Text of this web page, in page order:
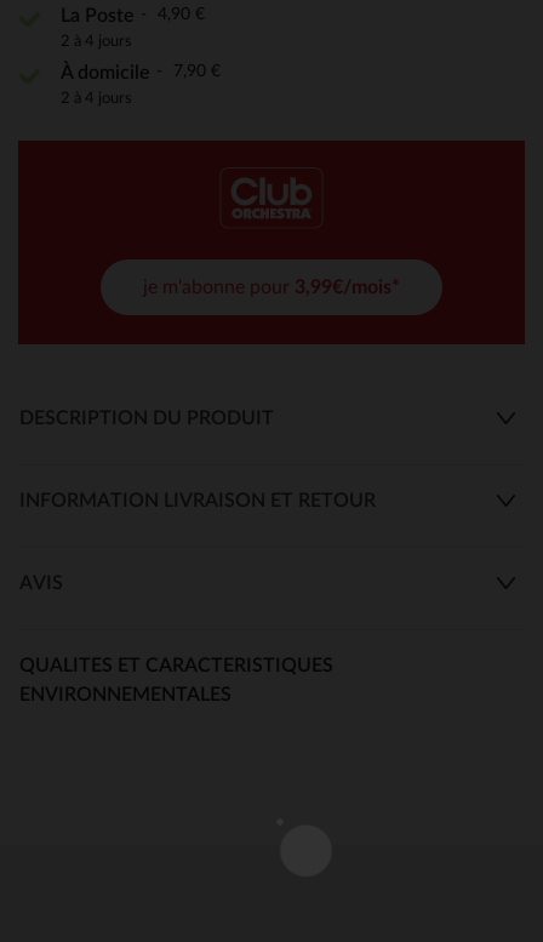
La Poste 4,90 €
2 à 4 jours
À domicile 7,90 €
2 à 4 jours
je m'abonne pour 3,99€/mois*
DESCRIPTION DU PRODUIT
INFORMATION LIVRAISON ET RETOUR
AVIS
QUALITES ET CARACTERISTIQUES
ENVIRONNEMENTALES